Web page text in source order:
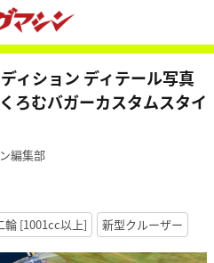
ィション ディテール写真
ろむバガーカスタムスタイ
編集部
輪 [1001cc以上] 新型クルーザー